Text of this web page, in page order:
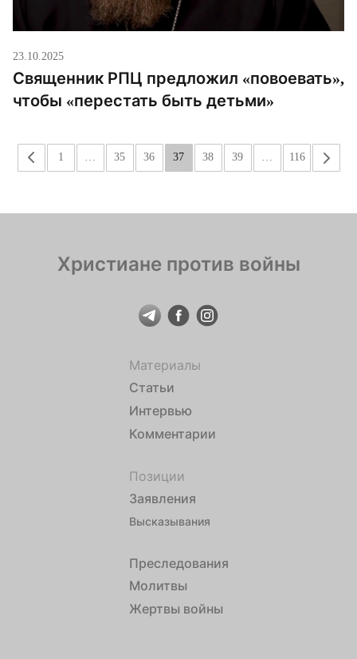
23.10.2025
Священник РПЦ предложил «повоевать»,
чтобы «перестать быть детьми»
« 1 35 36 37 38 39 116 »
Христиане против войны
Материалы
Статьи
Интервью
Комментарии
Позиции
Заявления
Высказывания
Преследования
Молитвы
Жертвы войны